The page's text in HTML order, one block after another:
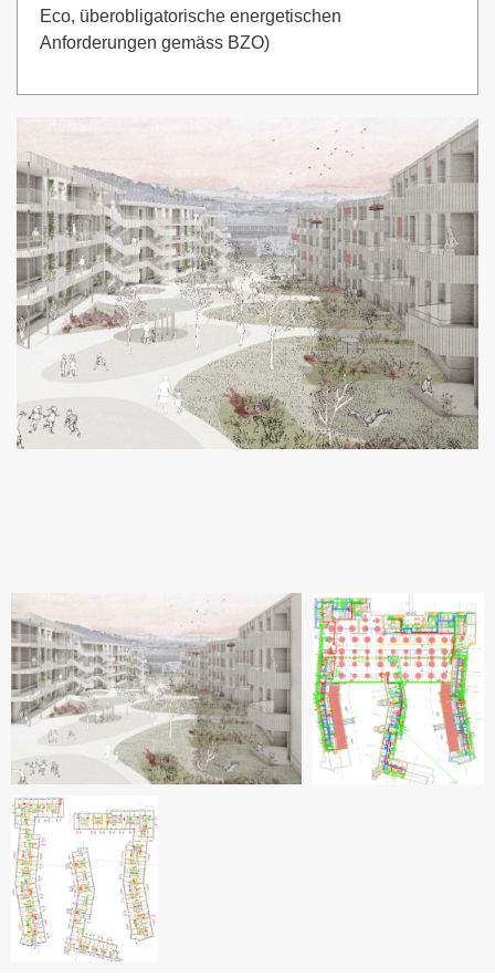
Eco, überobligatorische energetischen
Anforderungen gemäss BZO)